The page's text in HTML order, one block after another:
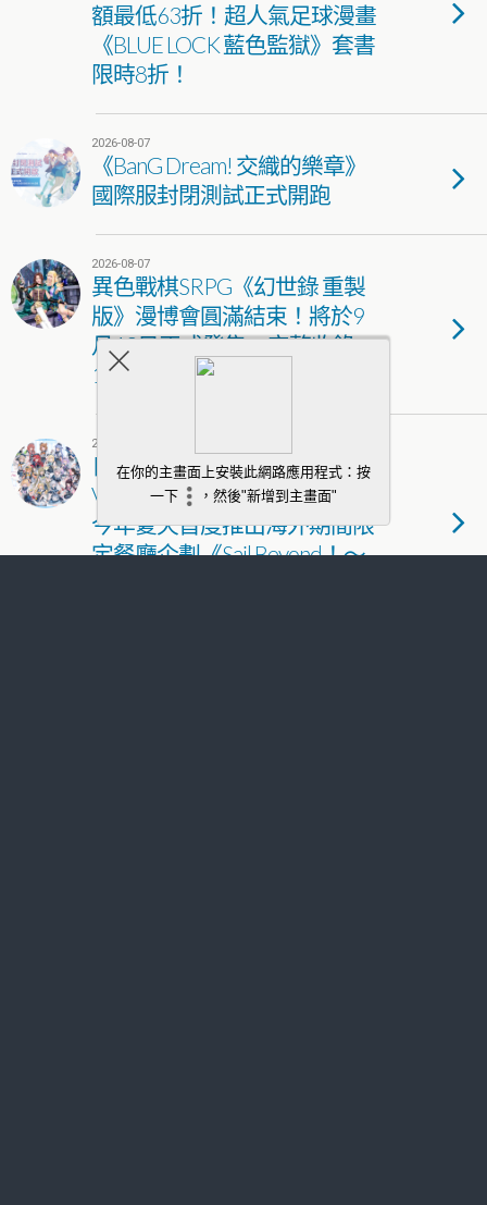
額最低63折！超人氣足球漫畫
《BLUE LOCK 藍色監獄》套書
限時8折！
2026-08-07
《BanG Dream! 交織的樂章》
國際服封閉測試正式開跑
2026-08-07
異色戰棋SRPG《幻世錄 重製
版》漫博會圓滿結束！將於9
月10日正式發售 完整收錄
1998年經典版！
2026-08-07
日本超人氣 電競 VTuber 團體
VSPO!（ぶいすぽっ！）將於
今年夏天首度推出海外期間限
定餐廳企劃《Sail Beyond！～